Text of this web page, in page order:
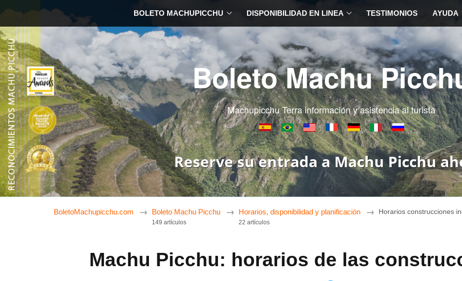
BOLETO MACHUPICCHU DISPONIBILIDAD EN LINEA TESTIMONIOS AYUDA
Boleto Machu
Machupicchu Terra información y asistencia al turista
Reserve su entrada a Machu Picchu
BoletoMachupicchu.com Boleto Machu Picchu
149 artículos
Horarios, disponibilidad y planificación
22 artículos
Horarios construcciones
Machu Picchu: horarios de las